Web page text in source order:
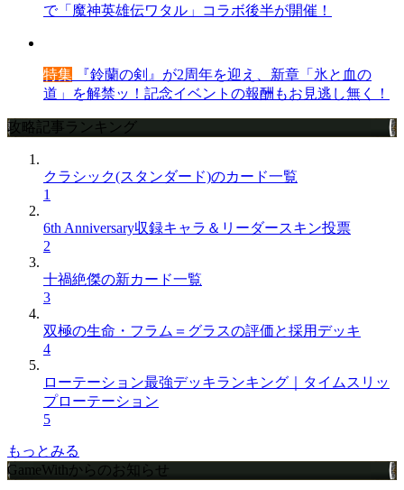
で「魔神英雄伝ワタル」コラボ後半が開催！
特集 『鈴蘭の剣』が2周年を迎え、新章「氷と血の
道」を解禁ッ！記念イベントの報酬もお見逃し無く！
攻略記事ランキング
クラシック(スタンダード)のカード一覧
1
6th Anniversary収録キャラ＆リーダースキン投票
2
十禍絶傑の新カード一覧
3
双極の生命・フラム＝グラスの評価と採用デッキ
4
ローテーション最強デッキランキング｜タイムスリッ
プローテーション
5
もっとみる
GameWithからのお知らせ